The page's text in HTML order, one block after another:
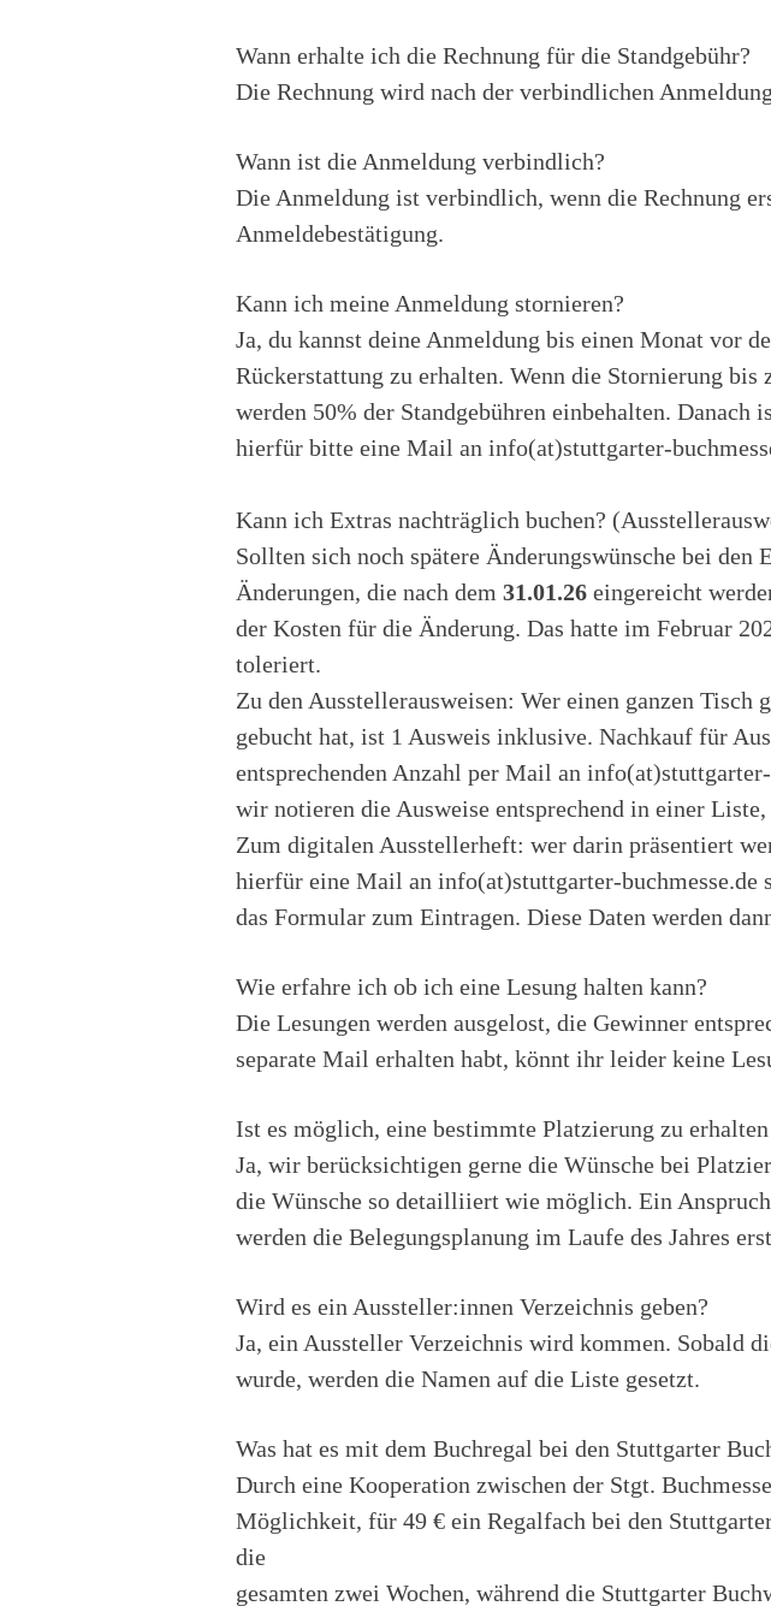
Wann erhalte ich die Rechnung für die Standgebühr?
Die Rechnung wird nach der verbindlichen
Wann ist die Anmeldung verbindlich?
Die Anmeldung ist verbindlich, wenn die Rechnung
Anmeldebestätigung.
Kann ich meine Anmeldung stornieren?
Ja, du kannst deine Anmeldung bis einen Monat vor
Rückerstattung zu erhalten. Wenn die Stornierung
werden 50% der Standgebühren einbehalten.
hierfür bitte eine Mail an info(at)stuttgarter-
Kann ich Extras nachträglich buchen?
Sollten sich noch spätere Änderungswünsche bei
Änderungen, die nach dem 31.01.26 eingereicht
der Kosten für die Änderung. Das hatte im Februar
toleriert.
Zu den Ausstellerausweisen: Wer einen ganzen
gebucht hat, ist 1 Ausweis inklusive. Nachkauf für
entsprechenden Anzahl per Mail an
wir notieren die Ausweise entsprechend in einer
Zum digitalen Ausstellerheft: wer darin präsentiert
hierfür eine Mail an info(at)stuttgarter-
das Formular zum Eintragen. Diese Daten werden
Wie erfahre ich ob ich eine Lesung halten kann?
Die Lesungen werden ausgelost, die Gewinner
separate Mail erhalten habt, könnt ihr leider keine
Ist es möglich, eine bestimmte Platzierung zu
Ja, wir berücksichtigen gerne die Wünsche bei
die Wünsche so detailliiert wie möglich. Ein
werden die Belegungsplanung im Laufe des Jahres
Wird es ein Aussteller:innen Verzeichnis geben?
Ja, ein Aussteller Verzeichnis wird kommen. Sobald
wurde, werden die Namen auf die Liste gesetzt.
Was hat es mit dem Buchregal bei den Stuttgarter
Durch eine Kooperation zwischen der Stgt.
Möglichkeit, für 49 € ein Regalfach bei den
die
gesamten zwei Wochen, während die Stuttgarter